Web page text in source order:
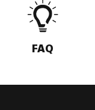
FAQ